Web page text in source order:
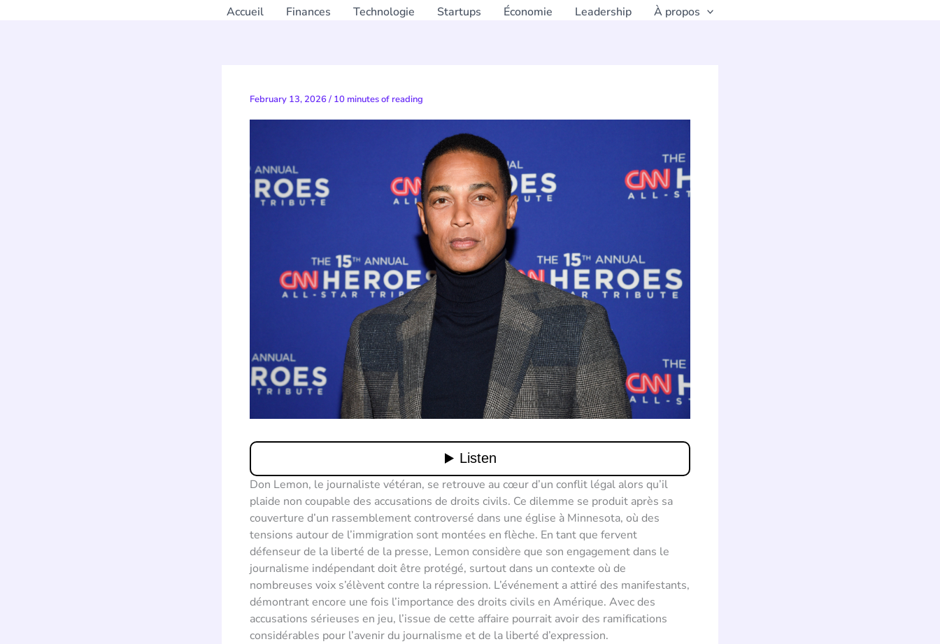
Accueil Finances Technologie Startups Économie Leadership À propos
February 13, 2026/ 10 minutes of reading
Don Lemon, le journaliste vétéran, se retrouve au cœur d’un conflit légal alors qu’il
plaide non coupable des accusations de droits civils. Ce dilemme se produit après sa
couverture d’un rassemblement controversé dans une église à Minnesota, où des
tensions autour de l’immigration sont montées en flèche. En tant que fervent
défenseur de la liberté de la presse, Lemon considère que son engagement dans le
journalisme indépendant doit être protégé, surtout dans un contexte où de
nombreuses voix s’élèvent contre la répression. L’événement a attiré des manifestants,
démontrant encore une fois l’importance des droits civils en Amérique. Avec des
accusations sérieuses en jeu, l’issue de cette affaire pourrait avoir des ramifications
considérables pour l’avenir du journalisme et de la liberté d’expression.